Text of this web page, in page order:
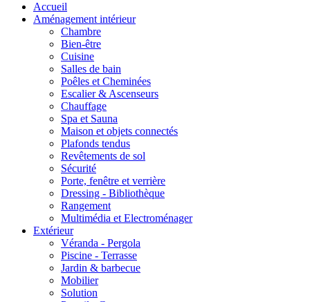
Accueil
Aménagement intérieur
Chambre
Bien-être
Cuisine
Salles de bain
Poêles et Cheminées
Escalier & Ascenseurs
Chauffage
Spa et Sauna
Maison et objets connectés
Plafonds tendus
Revêtements de sol
Sécurité
Porte, fenêtre et verrière
Dressing - Bibliothèque
Rangement
Multimédia et Electroménager
Extérieur
Véranda - Pergola
Piscine - Terrasse
Jardin & barbecue
Mobilier
Solution